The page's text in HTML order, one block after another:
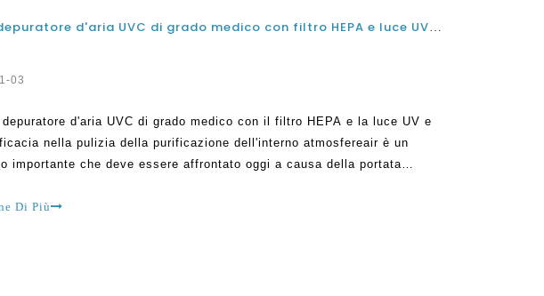
Miglior depuratore d'aria UVC di grado medico con filtro HEPA e luce UV e la loro efficacia nella pulizia dell'atmosfera interna
03
depuratore d'aria UVC di grado medico con il filtro HEPA e la luce UV e
nella pulizia della purificazione dell'interno atmosfereair è un
importante che deve essere affrontato oggi a causa della portata
oggi.
Di Più